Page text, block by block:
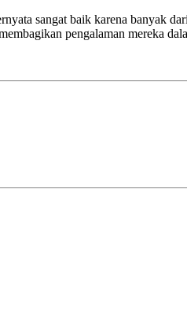
sangat baik karena banyak
pengalaman mereka